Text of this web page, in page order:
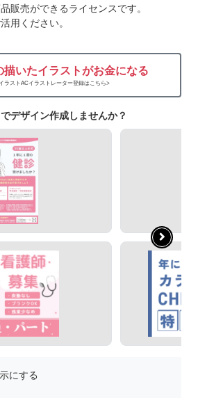
販売ができるライセンスです。
用ください。
描いたイラストがお金になる
イラストACイラストレーター登録はこちら>
デザイン作成しませんか？
にする